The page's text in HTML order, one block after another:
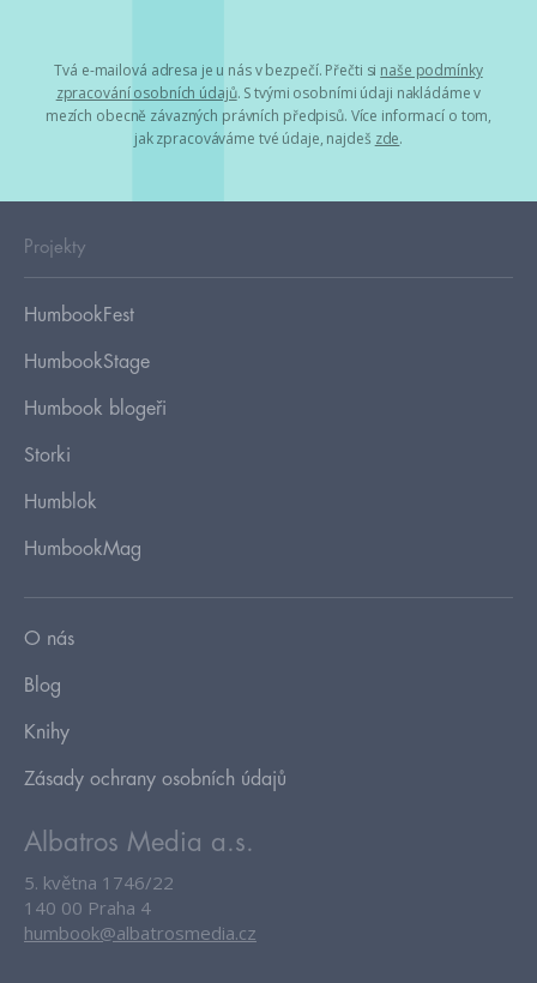
Tvá e-mailová adresa je u nás v bezpečí. Přečti si naše podmínky
zpracování osobních údajů. S tvými osobními údaji nakládáme v
mezích obecně závazných právních předpisů. Více informací o tom,
jak zpracováváme tvé údaje, najdeš zde.
Projekty
HumbookFest
HumbookStage
Humbook blogeři
Storki
Humblok
HumbookMag
O nás
Blog
Knihy
Zásady ochrany osobních údajů
Albatros Media a.s.
5. května 1746/22
140 00 Praha 4
humbook@albatrosmedia.cz